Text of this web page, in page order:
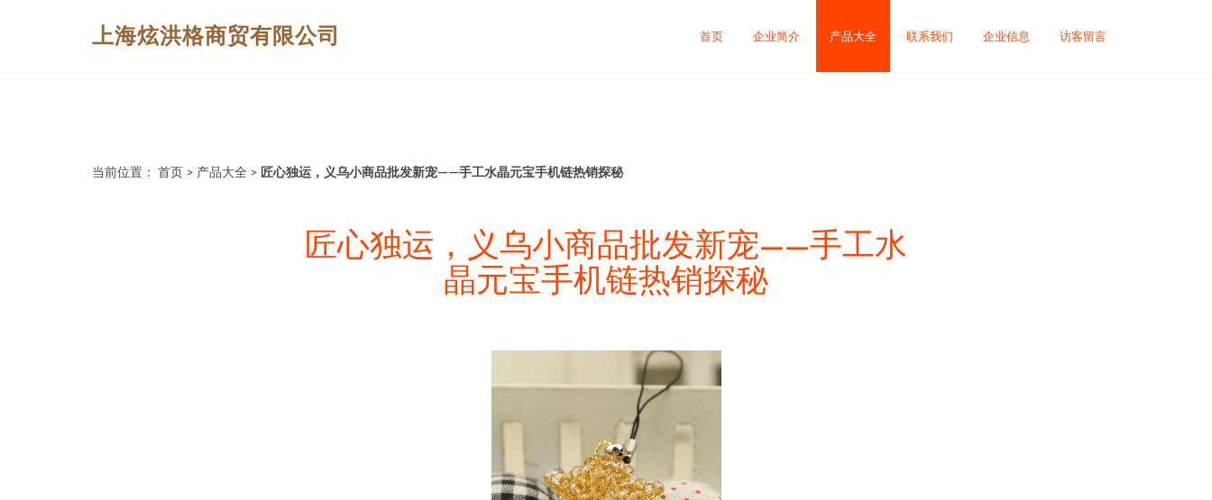
上海炫洪格商贸有限公司 首页 企业简介 产品大全 联系我们 企业信息 访客留言
当前位置： 首页 > 产品大全 > 匠心独运，义乌小商品批发新宠——手工水晶元宝手机链热销探秘
匠心独运，义乌小商品批发新宠——手工水
晶元宝手机链热销探秘